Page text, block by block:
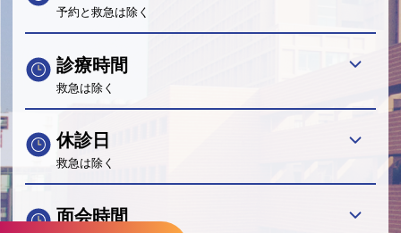
予約と救急は除く
診療時間
救急は除く
休診日
救急は除く
面会時間